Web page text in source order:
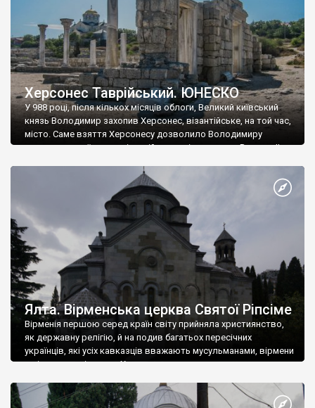
Херсонес Таврійський. ЮНЕСКО
У 988 році, після кількох місяців облоги, Великий київський
князь Володимир захопив Херсонес, візантійське, на той час,
місто. Саме взяття Херсонесу дозволило Володимиру
диктувати свої умови візантійському імператору Василю ІІ, та
Херсонесі Володимир-язичник, став Василем-християнином.
А потім було Хрещення Русі. На честь Херсонесу Таврійського
Ялта. Вірменська церква Святої Ріпсіме
Вірменія першою серед країн світу прийняла християнство,
як державну релігію, й на подив багатьох пересічних
українців, які усіх кавказців вважають мусульманами, вірмени
є відданими вірянами Христа